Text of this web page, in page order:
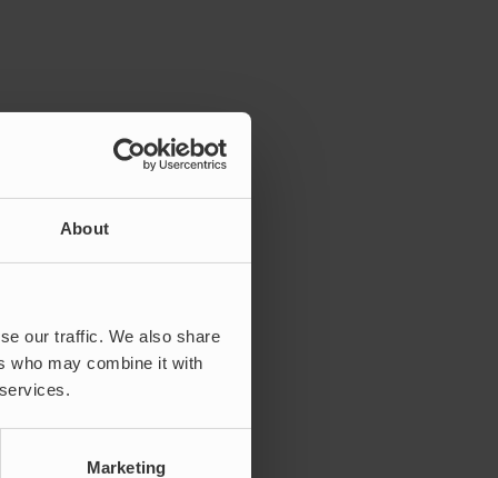
About
our traffic. We also share
who may combine it with
Marketing